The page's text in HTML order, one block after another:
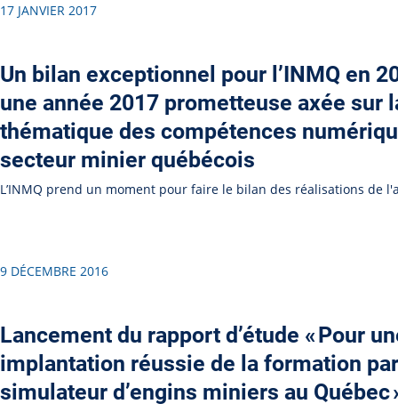
17 JANVIER 2017
Un bilan exceptionnel pour l’INMQ en
une année 2017 prometteuse axée sur
thématique des compétences
secteur minier québécois
L’INMQ prend un moment pour faire le bilan des réalisations de
9 DÉCEMBRE 2016
Lancement du rapport d’étude « Pour
implantation réussie de la formation par
simulateur d’engins miniers au Québec